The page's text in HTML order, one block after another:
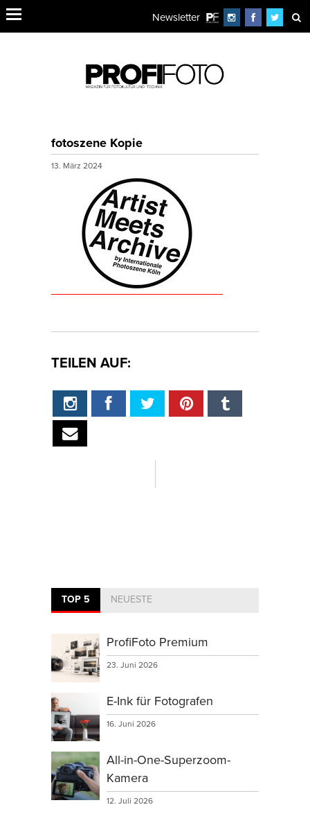
Newsletter
fotoszene Kopie
13. März 2024
TEILEN AUF:
TOP 5 NEUESTE
ProfiFoto Premium
23. Juni 2026
E-Ink für Fotografen
16. Juni 2026
All-in-One-Superzoom-
Kamera
12. Juli 2026